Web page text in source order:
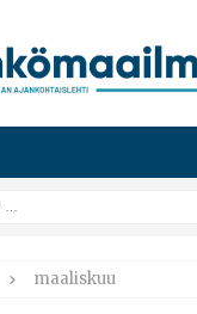
maaliskuu